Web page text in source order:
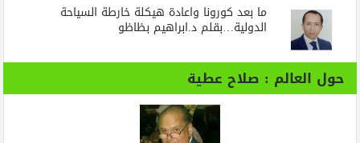
ما بعد كورونا واعادة هيكلة خارطة السياحة
الدولية…بقلم د.ابراهيم بظاظو
حول العالم : صلاح عطية